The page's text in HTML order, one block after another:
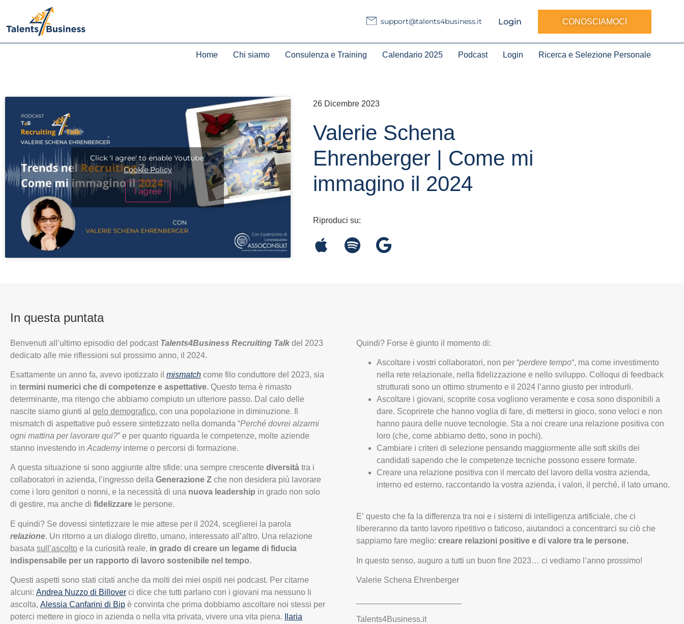
support@talents4business.it Login CONOSCIAMOCI
Home Chi siamo Consulenza e Training Calendario 2025 Podcast Login Ricerca e Selezione Personale
Click 'I agree' to enable Youtube
Cookie Policy
I agree
26 Dicembre 2023
Valerie Schena
Ehrenberger | Come mi
immagino il 2024
Riproduci su:
In questa puntata
Benvenuti all’ultimo episodio del podcast Talents4Business Recruiting Talk del 2023
dedicato alle mie riflessioni sul prossimo anno, il 2024.
Esattamente un anno fa, avevo ipotizzato il mismatch come filo conduttore del 2023, sia
in termini numerici che di competenze e aspettative. Questo tema è rimasto
determinante, ma ritengo che abbiamo compiuto un ulteriore passo. Dal calo delle
nascite siamo giunti al gelo demografico, con una popolazione in diminuzione. Il
mismatch di aspettative può essere sintetizzato nella domanda “Perché dovrei alzarmi
ogni mattina per lavorare qui?” e per quanto riguarda le competenze, molte aziende
stanno investendo in Academyinterne o percorsi di formazione.
A questa situazione si sono aggiunte altre sfide: una sempre crescente diversità tra i
collaboratori in azienda, l’ingresso della Generazione Z che non desidera più lavorare
come i loro genitori o nonni, e la necessità di una nuova leadership in grado non solo
di gestire, ma anche di fidelizzare le persone.
E quindi? Se dovessi sintetizzare le mie attese per il 2024, sceglierei la parola
relazione. Un ritorno a un dialogo diretto, umano, interessato all’altro. Una relazione
basata sull’ascolto e la curiosità reale, in grado di creare un legame di fiducia
indispensabile per un rapporto di lavoro sostenibile nel tempo.
Questi aspetti sono stati citati anche da molti dei miei ospiti nei podcast. Per citarne
alcuni: Andrea Nuzzo di Billover ci dice che tutti parlano con i giovani ma nessuno li
ascolta, Alessia Canfarini di Bip è convinta che prima dobbiamo ascoltare noi stessi per
poterci mettere in gioco in azienda o nella vita privata, vivere una vita piena.
Ilaria
Quindi? Forse è giunto il momento di:
Ascoltare i vostri collaboratori, non per “perdere tempo“, ma come investimento
nella rete relazionale, nella fidelizzazione e nello sviluppo. Colloqui di feedback
strutturati sono un ottimo strumento e il 2024 l’anno giusto per introdurli.
Ascoltare i giovani, scoprite cosa vogliono veramente e cosa sono disponibili a
dare. Scoprirete che hanno voglia di fare, di mettersi in gioco, sono veloci e non
hanno paura delle nuove tecnologie. Sta a noi creare una relazione positiva con
loro (che, come abbiamo detto, sono in pochi).
Cambiare i criteri di selezione pensando maggiormente alle soft skills dei
candidati sapendo che le competenze tecniche possono essere formate.
Creare una relazione positiva con il mercato del lavoro della vostra azienda,
interno ed esterno, raccontando la vostra azienda, i valori, il perché, il lato umano.
E’ questo che fa la differenza tra noi e i sistemi di intelligenza artificiale, che ci
libereranno da tanto lavoro ripetitivo o faticoso, aiutandoci a concentrarci su ciò che
sappiamo fare meglio: creare relazioni positive e di valore tra le persone.
In questo senso, auguro a tutti un buon fine 2023… ci vediamo l’anno prossimo!
Valerie Schena Ehrenberger
Talents4Business.it